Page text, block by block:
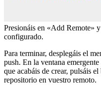
Presionáis en «Add Remote»
configurado.
Para terminar, desplegáis el
push. En la ventana
que acabáis de crear, pulsáis
repositorio en vuestro remoto.